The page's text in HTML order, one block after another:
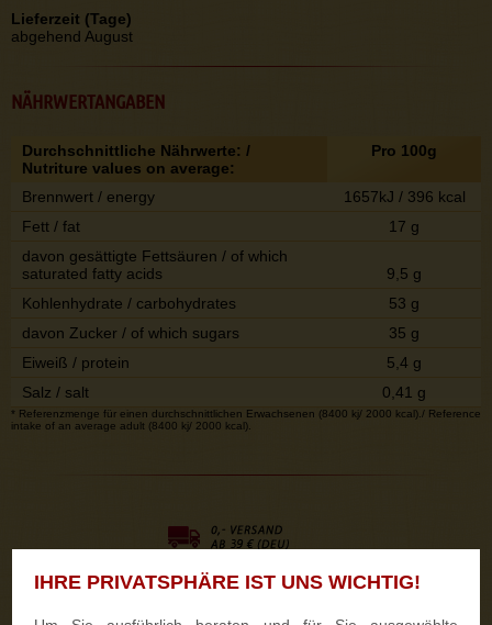
IHRE PRIVATSPHÄRE IST UNS WICHTIG!
Lieferzeit (Tage)
abgehend August
NÄHRWERTANGABEN
Durchschnittliche Nährwerte: /
Nutriture values on average:
Pro 100g
Brennwert / energy
1657kJ / 396 kcal
Fett / fat
17 g
davon gesättigte Fettsäuren / of which
saturated fatty acids
9,5 g
Kohlenhydrate / carbohydrates
53 g
davon Zucker / of which sugars
35 g
Eiweiß / protein
5,4 g
Salz / salt
0,41 g
* Referenzmenge für einen durchschnittlichen Erwachsenen (8400 kj/ 2000 kcal)./ Reference
intake of an average adult (8400 kj/ 2000 kcal).